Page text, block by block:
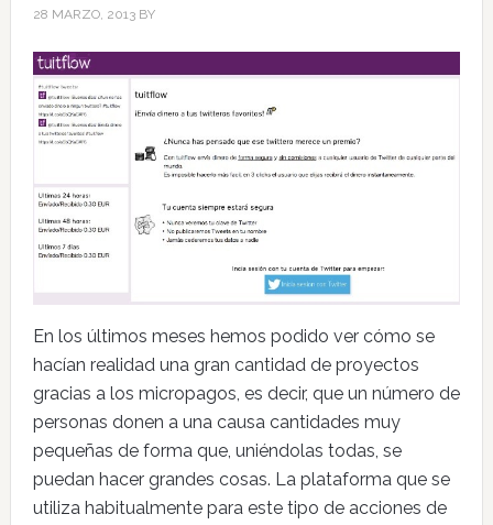
28 MARZO, 2013BY
En los últimos meses hemos podido ver cómo se
hacían realidad una gran cantidad de proyectos
gracias a los micropagos, es decir, que un número de
personas donen a una causa cantidades muy
pequeñas de forma que, uniéndolas todas, se
puedan hacer grandes cosas. La plataforma que se
utiliza habitualmente para este tipo de acciones de